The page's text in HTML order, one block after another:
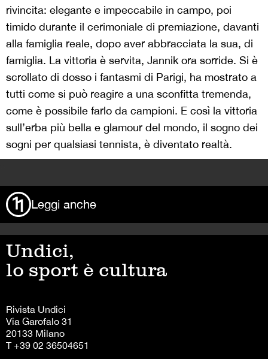
rivincita: elegante e impeccabile in campo, poi
timido durante il cerimoniale di premiazione, davanti
alla famiglia reale, dopo aver abbracciata la sua, di
famiglia. La vittoria è servita, Jannik ora sorride. Si è
scrollato di dosso i fantasmi di Parigi, ha mostrato a
tutti come si può reagire a una sconfitta tremenda,
come è possibile farlo da campioni. E così la vittoria
sull’erba più bella e glamour del mondo, il sogno dei
sogni per qualsiasi tennista, è diventato realtà.
Leggi anche
Undici,
lo sport è cultura
Rivista Undici
Via Garofalo 31
20133 Milano
T +39 02 36504651